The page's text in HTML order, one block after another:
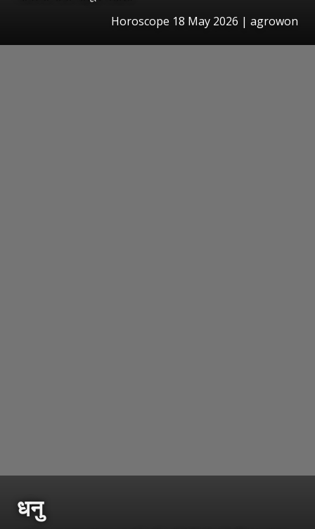
Horoscope 18 May 2026 | agrowon
धनु